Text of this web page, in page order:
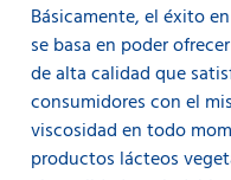
Básicamente, el éxito
se basa en poder
de alta calidad que
consumidores con el
viscosidad en todo
productos lácteos